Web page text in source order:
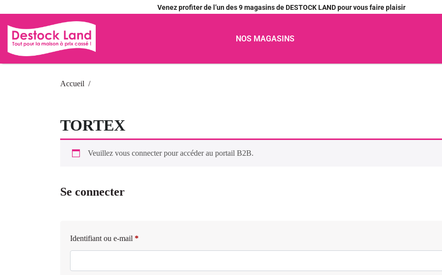
Venez profiter de l’un des 9 magasins de DESTOCK LAND pour vous faire plaisir
NOS MAGASINS
Accueil
TORTEX
Veuillez vous connecter pour accéder au portail B2B.
Se connecter
Identifiant ou e-mail *